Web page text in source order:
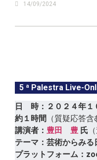
14/09/2024
5 ª Palestra Live-
日 時：２０２４年１
約１時間
（質疑応答含
講演者： 豊田 豊 氏
テーマ： 芸術からみる
プラットフォーム：